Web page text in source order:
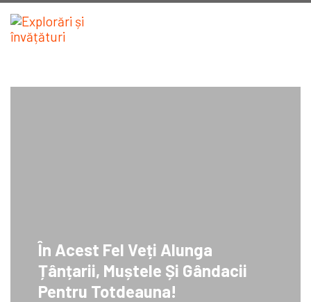
În Acest Fel Veți Alunga
Țânțarii, Muștele Și Gândacii
Pentru Totdeauna!